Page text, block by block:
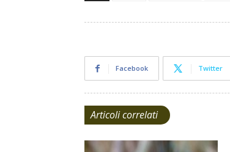
Facebook Twitter
Articoli correlati